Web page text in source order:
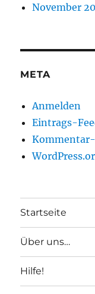
November
META
Anmelden
Eintrags-
Startseite
Über uns…
Hilfe!